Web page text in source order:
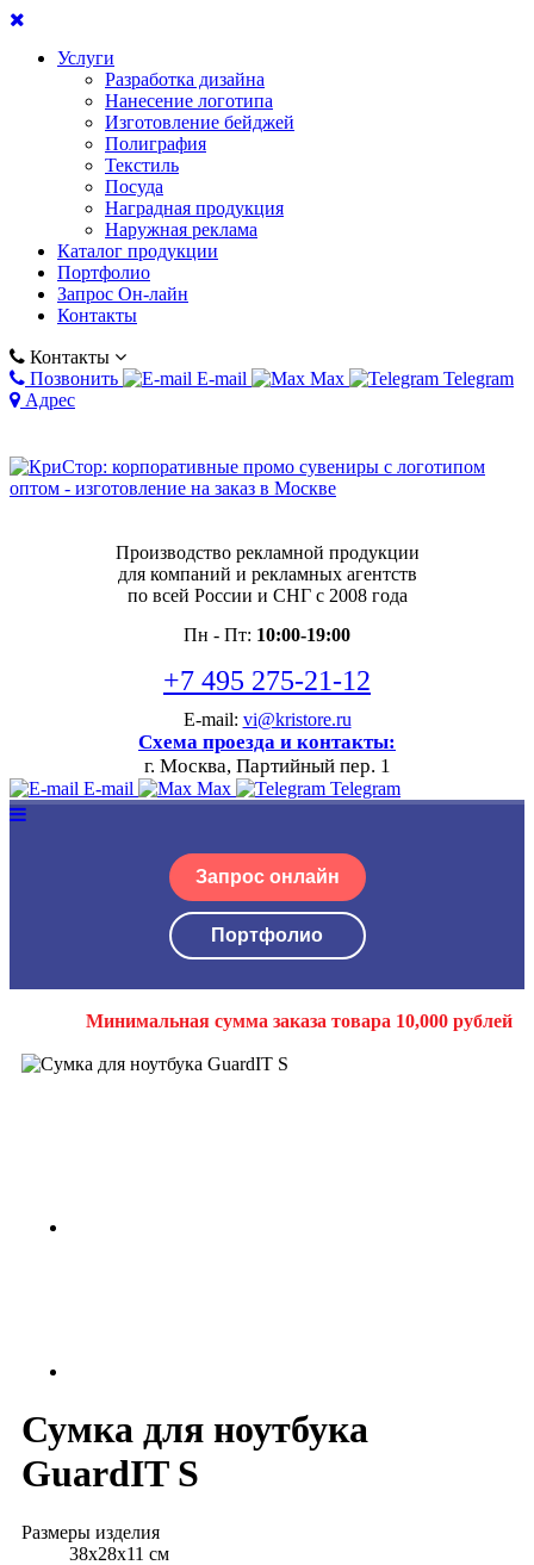
Услуги
Разработка дизайна
Нанесение логотипа
Изготовление бейджей
Полиграфия
Текстиль
Посуда
Наградная продукция
Наружная реклама
Каталог продукции
Портфолио
Запрос Он-лайн
Контакты
Контакты
Позвонить
E-mail Max
Telegram
Адрес
Производство рекламной продукции
для компаний и рекламных агентств
по всей России и СНГ с 2008 года
Пн - Пт: 10:00-19:00
+7 495 275-21-12
E-mail: vi@kristore.ru
Схема проезда и контакты:
г. Москва, Партийный пер. 1
E-mail Max Telegram
Запрос онлайн
Портфолио
Минимальная сумма заказа товара 10,000 рублей
Сумка для ноутбука
GuardIT S
Размеры изделия
38х28х11 см